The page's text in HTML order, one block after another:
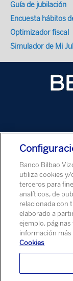
Guía de jubilación
Encuesta hábitos
Optimizador fiscal
Simulador de Mi
Política de cookies
© Banco
Banco Bilbao
utiliza cookies y/
terceros para
analíticos, de
relacionada con
elaborado a
ejemplo,
información
Cookies